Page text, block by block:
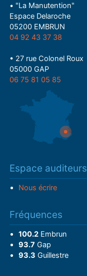
• "La Manutention"
Espace Delaroche
05200 EMBRUN
04 92 43 37 38
• 27 rue Colonel Roux
05000 GAP
06 75 81 05 85
Espace auditeurs
Nous écrire
Fréquences
100.2Embrun
93.7 Gap
93.3 Guillestre